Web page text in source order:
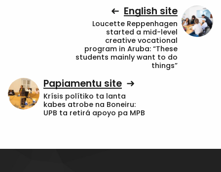
English site
Loucette Reppenhagen
started a mid-level
creative vocational
program in Aruba: “These
students mainly want to do
things”
Papiamentu site
Krísis polítiko ta lanta
kabes atrobe na Boneiru:
UPB ta retirá apoyo pa MPB